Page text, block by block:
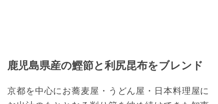
鹿児島県産の鰹節と利尻昆布をブレンド
京都を中心にお蕎麦屋・うどん屋・日本料理屋に